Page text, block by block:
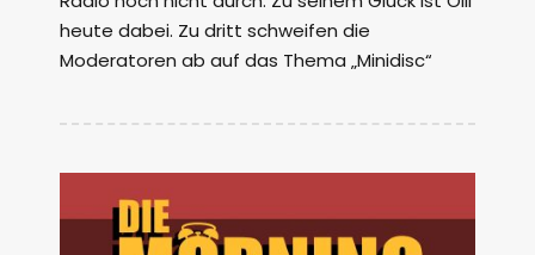
heute dabei. Zu dritt schweifen die
Moderatoren ab auf das Thema „Minidisc“